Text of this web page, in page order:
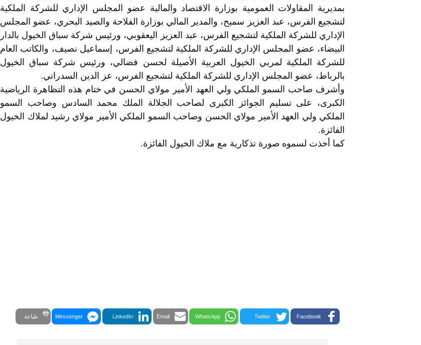
بمديرية المقاولات العمومية بوزارة الاقتصاد والمالية عضو المجلس الإداري للشركة الملكية
لتشجيع الفرس، عبد العزيز سميح، والمدير المالي بوزارة الفلاحة والصيد البحري، عضو المجلس
الإداري للشركة الملكية لتشجيع الفرس، عبد العزيز اليعقوبي، ورئيس شركة سباق الخيول بالدار
البيضاء، عضو المجلس الإداري للشركة الملكية لتشجيع الفرس، إسماعيل نصيف، والكاتب العام
للشركة الملكية لمربي الخيول العربية الأصيلة لحسن فضالي، ورئيس شركة سباق الخيول
بالرباط، عضو المجلس الإداري للشركة الملكية لتشجيع الفرس، عز الدين السدراتي.
وأشرف صاحب السمو الملكي ولي العهد الأمير مولاي الحسن في ختام هذه التظاهرة الرياضية
الكبرى، على تسليم الجوائز الكبرى لصاحب الجلالة الملك محمد السادس وصاحب السمو
الملكي ولي العهد الأمير مولاي الحسن وصاحب السمو الملكي الأمير مولاي رشيد لملاك الخيول
الفائزة.
كما أخذت لسموه صورة تذكارية مع ملاك الخيول الفائزة.
Facebook
Twitter
WhatsApp
Email
LinkedIn
Messenger طباعة